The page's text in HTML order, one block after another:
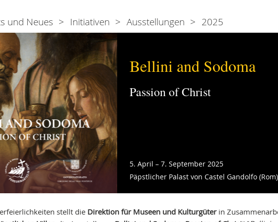
Bellini and Sodoma
Passion of Christ
5. April – 7. September 2025
Päpstlicher Palast von Castel Gandolfo (Rom)
stellt die Direktion für Museen und Kulturgüterin
und Neues Initiativen Ausstellungen 2025